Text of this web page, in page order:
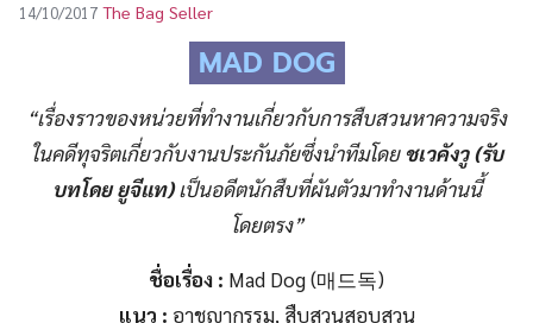
14/10/2017 The Bag Seller
MAD DOG
“เรื่องราวของหน่วยที่ทำงานเกี่ยวกับการสืบสวนหาความจริง
ในคดีทุจริตเกี่ยวกับงานประกันภัยซึ่งนำทีมโดย ชเวคังวู (รับ
บทโดย ยูจีแท)เป็นอดีตนักสืบที่ผันตัวมาทำงานด้านนี้
โดยตรง”
ชื่อเรื่อง : Mad Dog(매드독)
แนว : อาชญากรรม, สืบสวนสอบสวน